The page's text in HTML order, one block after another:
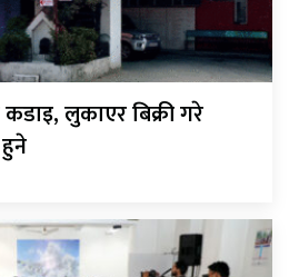
कडाइ, लुकाएर बिक्री गरे